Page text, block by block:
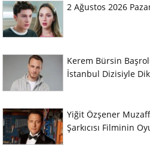
2 Ağustos 2026
Kerem Bürsin
İstanbul Dizisiyle
Yiğit Özşener
Şarkıcısı Filminin